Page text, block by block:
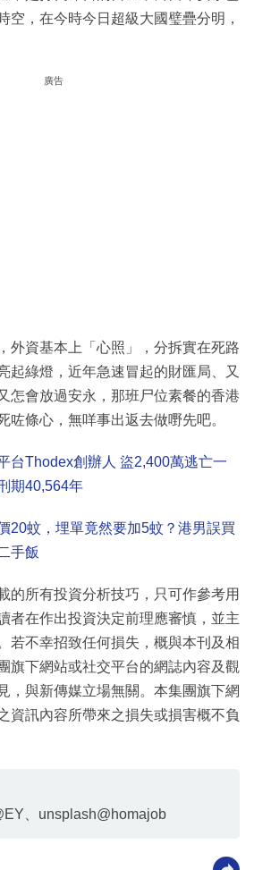
空，在今時今日超級大國璧疊分明，
廣告
外資基本上「心照」，分拆實在死路
起綠燈，近年急速冒起的財匯局、又
怎會放過安永，那班尸位素餐的香港
咗條心，無咩事出返去做嘢先吧。
台Thodex創辦人 盜2,400萬逃亡一
期40,564年
20蚊，埋單竟然要加5蚊？港男誤買
手飯
的所有投資分析技巧，只可作參考用
者在作出投資決定前理應審慎，並主
若不幸招致任何損失，概與本刊及相
旗下網站或社交平台的網誌內容及觀
，與新傳媒立場無關。本集團旗下網
資訊內容所帶來之損失或損害概不負
、unsplash@homajob